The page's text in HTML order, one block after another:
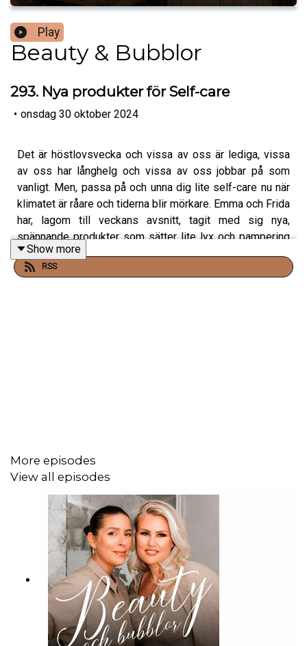
Play
Beauty & Bubblor
293. Nya produkter för Self-care
• onsdag 30 oktober 2024
Det är höstlovsvecka och vissa av oss är lediga, vissa
av oss har långhelg och vissa av oss jobbar på som
vanligt. Men, passa på och unna dig lite self-care nu när
klimatet är råare och tiderna blir mörkare. Emma och Frida
har, lagom till veckans avsnitt, tagit med sig nya,
spännande produkter som sätter lite lyx och pampering
på vardagen. Bland annat: ett magnesium-mist, en açai-
bodylotion, self-tanning droppar för både kroppen och
Show more
RSS
More episodes
View all episodes